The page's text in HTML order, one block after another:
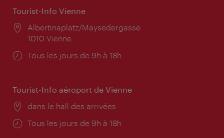
Tourist-Info Vienne
Lieu:
Albertinaplatz/Maysedergasse
1010 Vienne
Horaires
Tous les jours de 9h à 18h
Tourist-Info aéroport de Vienne
Lieu:
dans le hall des arrivées
Horaires
Tous les jours de 9h à 18h